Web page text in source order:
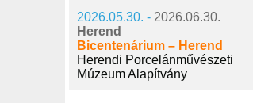
2026.05.30. - 2026.06.30.
Herend
Bicentenárium – Herend
Herendi Porcelánművészeti
Múzeum Alapítvány